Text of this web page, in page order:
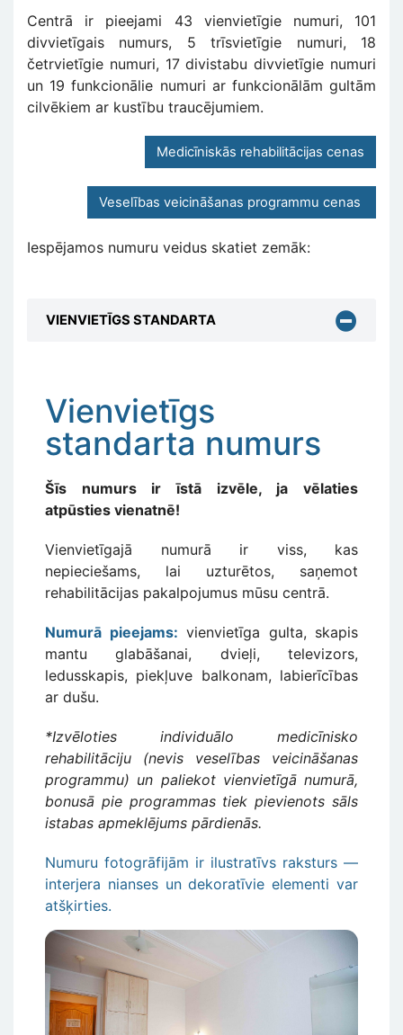
Centrā ir pieejami 43 vienvietīgie numuri, 101
divvietīgais numurs, 5 trīsvietīgie numuri, 18
četrvietīgie numuri, 17 divistabu divvietīgie numuri
un 19 funkcionālie numuri ar funkcionālām gultām
cilvēkiem ar kustību traucējumiem.
Medicīniskās rehabilitācijas cenas
Veselības veicināšanas programmu cenas
Iespējamos numuru veidus skatiet zemāk:
VIENVIETĪGS STANDARTA
Vienvietīgs
standarta numurs
Šīs numurs ir īstā izvēle, ja vēlaties
atpūsties vienatnē!
Vienvietīgajā numurā ir viss, kas
nepieciešams, lai uzturētos, saņemot
rehabilitācijas pakalpojumus mūsu centrā.
Numurā pieejams: vienvietīga gulta, skapis
mantu glabāšanai, dvieļi, televizors,
ledusskapis, piekļuve balkonam, labierīcības
ar dušu.
*Izvēloties individuālo medicīnisko
rehabilitāciju (nevis veselības veicināšanas
programmu) un paliekot vienvietīgā numurā,
bonusā pie programmas tiek pievienots sāls
istabas apmeklējums pārdienās.
Numuru fotogrāfijām ir ilustratīvs raksturs —
interjera nianses un dekoratīvie elementi var
atšķirties.
Attēls